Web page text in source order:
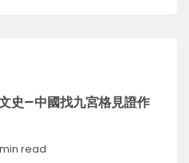
史–中國找九宮格見證作
read